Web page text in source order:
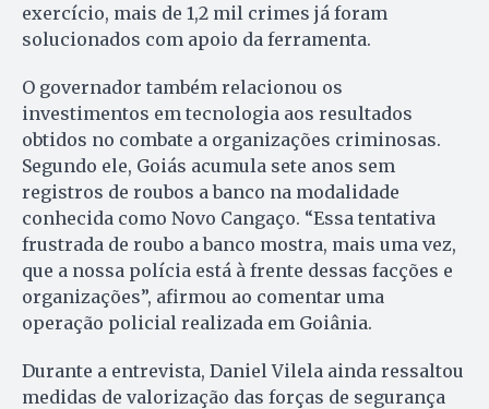
exercício, mais de 1,2 mil crimes já foram
solucionados com apoio da ferramenta.
O governador também relacionou os
investimentos em tecnologia aos resultados
obtidos no combate a organizações criminosas.
Segundo ele, Goiás acumula sete anos sem
registros de roubos a banco na modalidade
conhecida como Novo Cangaço. “Essa tentativa
frustrada de roubo a banco mostra, mais uma vez,
que a nossa polícia está à frente dessas facções e
organizações”, afirmou ao comentar uma
operação policial realizada em Goiânia.
Durante a entrevista, Daniel Vilela ainda ressaltou
medidas de valorização das forças de segurança